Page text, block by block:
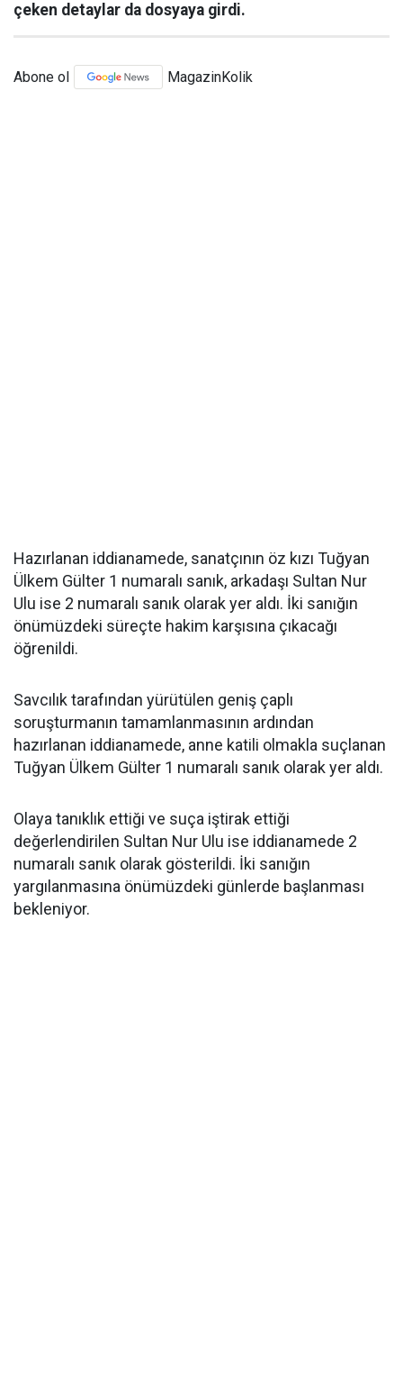
çeken detaylar da dosyaya girdi.
Abone ol MagazinKolik
Hazırlanan iddianamede, sanatçının öz kızı Tuğyan
Ülkem Gülter 1 numaralı sanık, arkadaşı Sultan Nur
Ulu ise 2 numaralı sanık olarak yer aldı. İki sanığın
önümüzdeki süreçte hakim karşısına çıkacağı
öğrenildi.
Savcılık tarafından yürütülen geniş çaplı
soruşturmanın tamamlanmasının ardından
hazırlanan iddianamede, anne katili olmakla suçlanan
Tuğyan Ülkem Gülter 1 numaralı sanık olarak yer aldı.
Olaya tanıklık ettiği ve suça iştirak ettiği
değerlendirilen Sultan Nur Ulu ise iddianamede 2
numaralı sanık olarak gösterildi. İki sanığın
yargılanmasına önümüzdeki günlerde başlanması
bekleniyor.